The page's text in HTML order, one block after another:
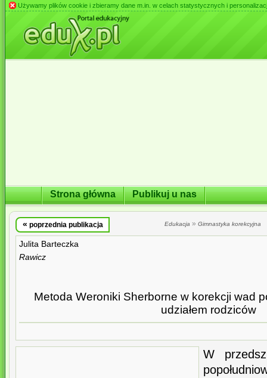
Używamy plików cookie i zbieramy dane m.in. w celach statystycznych i
Strona główna Publikuj u nas
« poprzednia publikacja Edukacja » Gimnastyka korekcyjna
Julita Barteczka
Rawicz
Metoda Weroniki Sherborne w korekcji wad
udziałem rodziców
W